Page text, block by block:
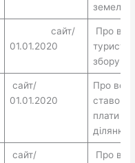
сайт/
01.01.2020
Про
збору
сайт/
01.01.2020
Про
ставок
плати за
ділянки
сайт/
Про